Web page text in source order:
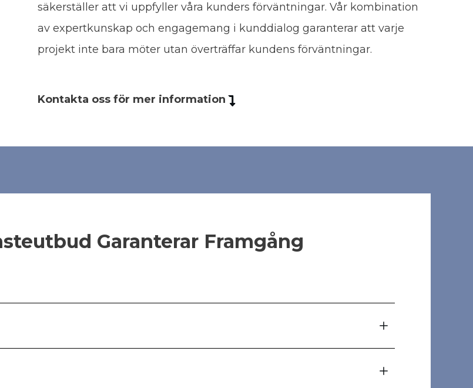
säkerställer att vi uppfyller våra kunders förväntningar. Vår kombination
av expertkunskap och engagemang i kunddialog garanterar att varje
projekt inte bara möter utan överträffar kundens förväntningar.
Kontakta oss för mer information
Garanterar Framgång